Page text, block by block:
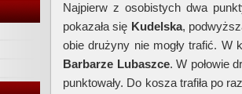
Najpierw z osobistych dwa
pokazała się Kudelska,
obie drużyny nie mogły trafić. W
Barbarze Lubaszce. W połowie
punktowały. Do kosza trafiła po